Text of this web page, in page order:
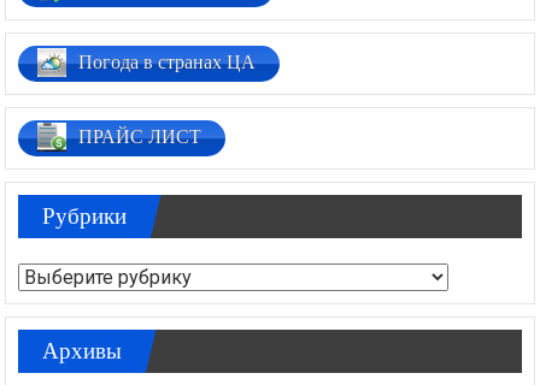
Погода в странах ЦА
ПРАЙС ЛИСТ
Рубрики
Рубрики
Архивы